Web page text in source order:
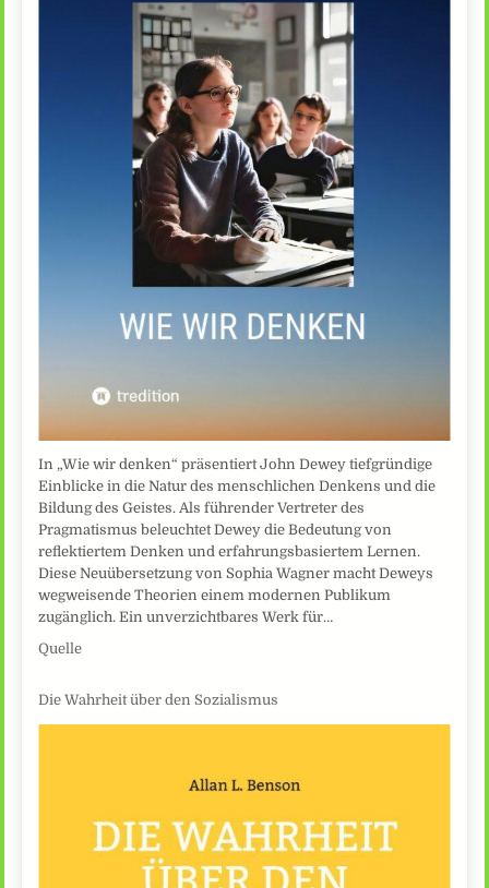
In „Wie wir denken“ präsentiert John Dewey tiefgründige
Einblicke in die Natur des menschlichen Denkens und die
Bildung des Geistes. Als führender Vertreter des
Pragmatismus beleuchtet Dewey die Bedeutung von
reflektiertem Denken und erfahrungsbasiertem Lernen.
Diese Neuübersetzung von Sophia Wagner macht Deweys
wegweisende Theorien einem modernen Publikum
zugänglich. Ein unverzichtbares Werk für…
Quelle
Die Wahrheit über den Sozialismus